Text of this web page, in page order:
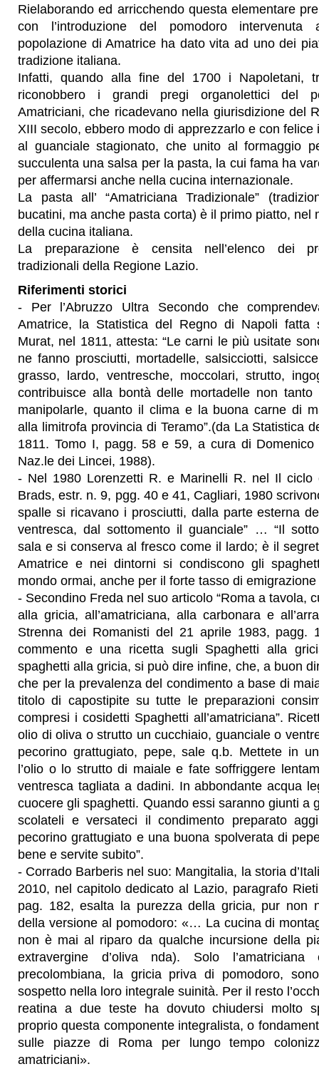
Rielaborando ed arricchendo questa elementare
con l’introduzione del pomodoro intervenuta
popolazione di Amatrice ha dato vita ad uno dei
tradizione italiana.
Infatti, quando alla fine del 1700 i Napoletani,
riconobbero i grandi pregi organolettici del
Amatriciani, che ricadevano nella giurisdizione del
XIII secolo, ebbero modo di apprezzarlo e con felice
al guanciale stagionato, che unito al formaggio
succulenta una salsa per la pasta, la cui fama ha
per affermarsi anche nella cucina internazionale.
La pasta all’ “Amatriciana Tradizionale”
bucatini, ma anche pasta corta) è il primo piatto, nel
della cucina italiana.
La preparazione è censita nell’elenco dei
tradizionali della Regione Lazio.
Riferimenti storici
- Per l’Abruzzo Ultra Secondo che
Amatrice, la Statistica del Regno di Napoli fatta
Murat, nel 1811, attesta: “Le carni le più usitate
ne fanno prosciutti, mortadelle, salsicciotti,
grasso, lardo, ventresche, moccolari, strutto,
contribuisce alla bontà delle mortadelle non
manipolarle, quanto il clima e la buona carne di
alla limitrofa provincia di Teramo”.(da La Statistica
1811. Tomo I, pagg. 58 e 59, a cura di Domenico
Naz.le dei Lincei, 1988).
- Nel 1980 Lorenzetti R. e Marinelli R. nel Il ciclo
Brads, estr. n. 9, pgg. 40 e 41, Cagliari, 1980
spalle si ricavano i prosciutti, dalla parte esterna
ventresca, dal sottomento il guanciale” … “Il
sala e si conserva al fresco come il lardo; è il
Amatrice e nei dintorni si condiscono gli
mondo ormai, anche per il forte tasso di emigrazione
- Secondino Freda nel suo articolo “Roma a tavola,
alla gricia, all’amatriciana, alla carbonara e
Strenna dei Romanisti del 21 aprile 1983, pagg.
commento e una ricetta sugli Spaghetti alla
spaghetti alla gricia, si può dire infine, che, a buon
che per la prevalenza del condimento a base di
titolo di capostipite su tutte le preparazioni
compresi i cosidetti Spaghetti all’amatriciana”.
olio di oliva o strutto un cucchiaio, guanciale o
pecorino grattugiato, pepe, sale q.b. Mettete in
l’olio o lo strutto di maiale e fate soffriggere
ventresca tagliata a dadini. In abbondante acqua
cuocere gli spaghetti. Quando essi saranno giunti a
scolateli e versateci il condimento preparato
pecorino grattugiato e una buona spolverata di
bene e servite subito”.
- Corrado Barberis nel suo: Mangitalia, la storia
2010, nel capitolo dedicato al Lazio, paragrafo Rieti
pag. 182, esalta la purezza della gricia, pur non
della versione al pomodoro: «… La cucina di
non è mai al riparo da qualche incursione della
extravergine d’oliva nda). Solo
precolombiana, la gricia priva di pomodoro,
sospetto nella loro integrale suinità. Per il resto
reatina a due teste ha dovuto chiudersi molto
proprio questa componente integralista, o
sulle piazze di Roma per lungo tempo
amatriciani».